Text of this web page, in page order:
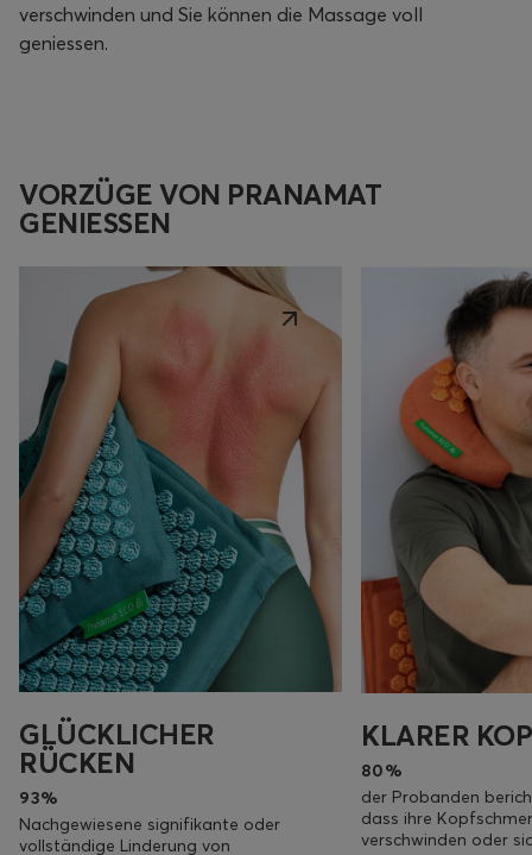
verschwinden und Sie können die Massage voll
geniessen.
VORZÜGE VON PRANAMAT
GENIESSEN
GLÜCKLICHER
RÜCKEN
93%
Nachgewiesene signifikante oder
vollständige Linderung von
KLARER
80%
der Probanden
dass ihre
verschwinden oder